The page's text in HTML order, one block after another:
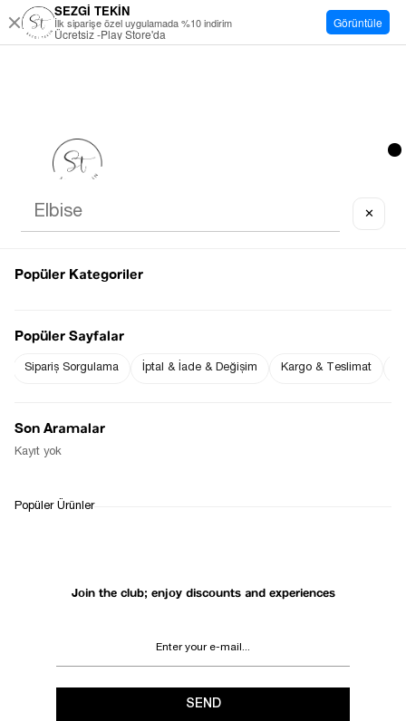
Join the club; enjoy discounts and experiences
SEND
SEZGİ TEKİN
İlk siparişe özel uygulamada %10 indirim
Ücretsiz -Play Store'da
Görüntüle
✕
Popüler Kategoriler
Popüler Sayfalar
Sipariş Sorgulama İptal & İade & Değişim Kargo & Teslimat
Son Aramalar
Kayıt yok
Popüler Ürünler